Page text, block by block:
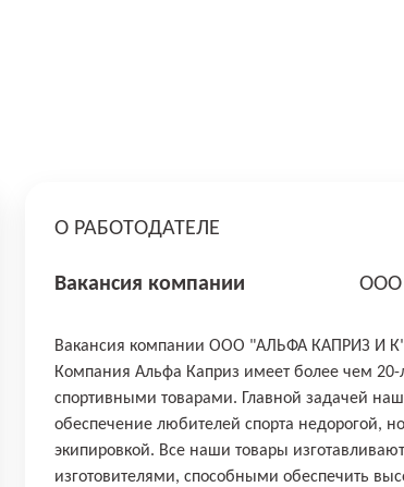
О РАБОТОДАТЕЛЕ
Вакансия компании ООО
Вакансия компании ООО "АЛЬФА КАПРИЗ И
Компания Альфа Каприз имеет более чем 20-
спортивными товарами. Главной задачей
обеспечение любителей спорта недорогой,
экипировкой. Все наши товары
изготовителями, способными обеспечить